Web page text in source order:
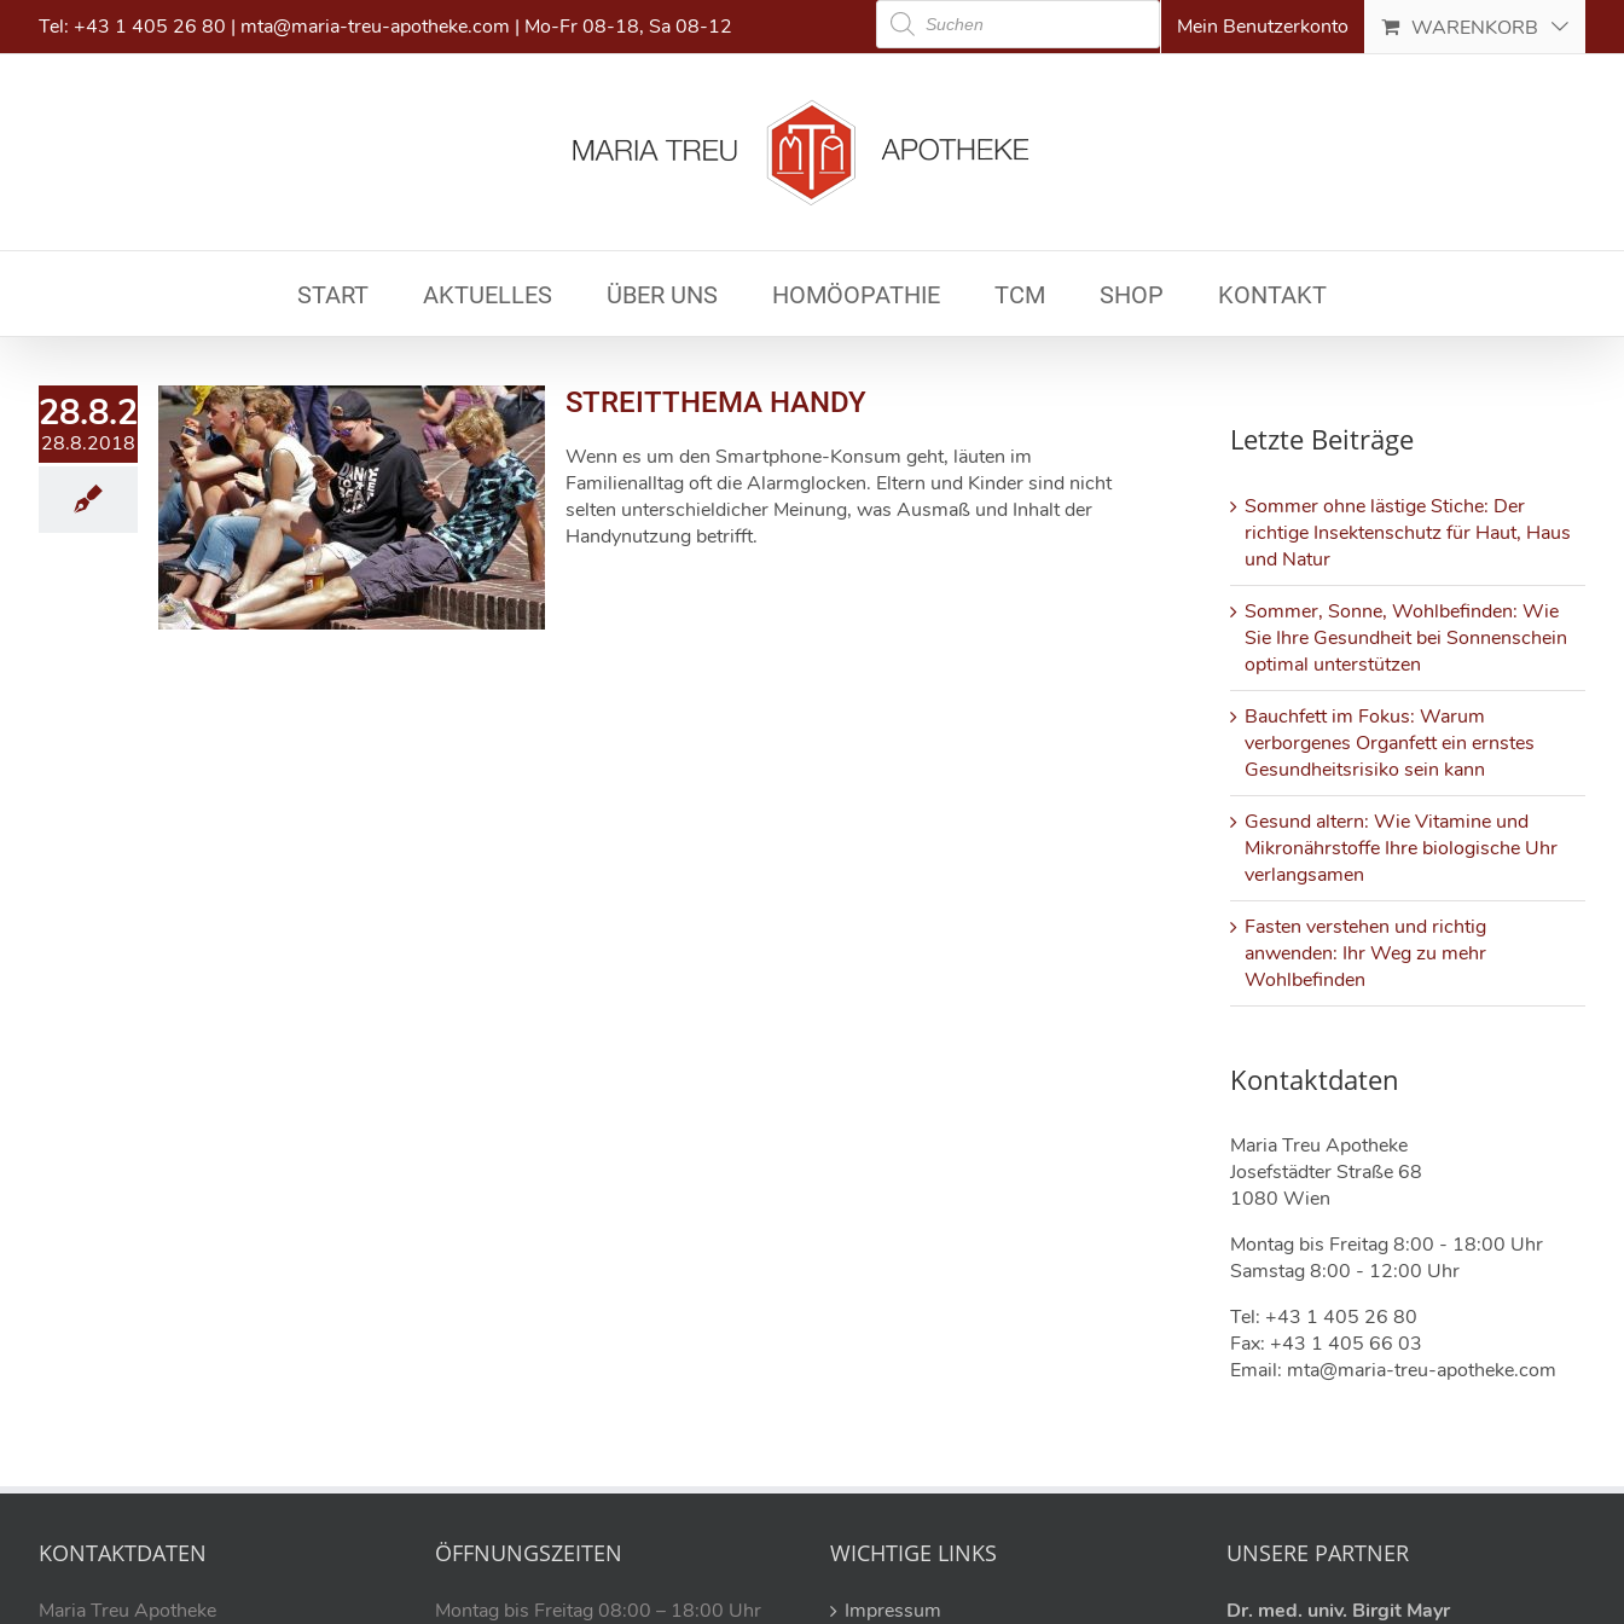
Tel: +43 1 405 26 80 | mta@maria-treu-apotheke.com | Mo-Fr 08-18, Sa 08-12
Products
search Mein Benutzerkonto WARENKORB
START AKTUELLES ÜBER UNS HOMÖOPATHIE TCM SHOP KONTAKT
28.8.2018
28.8.2018
STREITTHEMA HANDY
Wenn es um den Smartphone-Konsum geht, läuten im
Familienalltag oft die Alarmglocken. Eltern und Kinder sind nicht
selten unterschieldicher Meinung, was Ausmaß und Inhalt der
Handynutzung betrifft.
Letzte Beiträge
Sommer ohne lästige Stiche: Der
richtige Insektenschutz für Haut, Haus
und Natur
Sommer, Sonne, Wohlbefinden: Wie
Sie Ihre Gesundheit bei Sonnenschein
optimal unterstützen
Bauchfett im Fokus: Warum
verborgenes Organfett ein ernstes
Gesundheitsrisiko sein kann
Gesund altern: Wie Vitamine und
Mikronährstoffe Ihre biologische Uhr
verlangsamen
Fasten verstehen und richtig
anwenden: Ihr Weg zu mehr
Wohlbefinden
Kontaktdaten
Maria Treu Apotheke
Josefstädter Straße 68
1080 Wien
Montag bis Freitag 8:00 - 18:00 Uhr
Samstag 8:00 - 12:00 Uhr
Tel: +43 1 405 26 80
Fax: +43 1 405 66 03
Email: mta@maria-treu-apotheke.com
KONTAKTDATEN
Maria Treu Apotheke
ÖFFNUNGSZEITEN
Montag bis Freitag 08:00 – 18:00 Uhr
WICHTIGE LINKS
Impressum
UNSERE PARTNER
Dr. med. univ. Birgit Mayr